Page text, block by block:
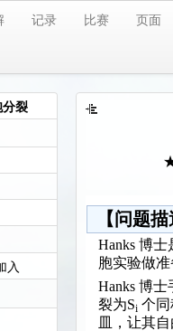
记录 比赛 页面
裂
入
【问题
Hanks 博
胞实验做
Hanks 博
裂为Si 个同
皿，让其